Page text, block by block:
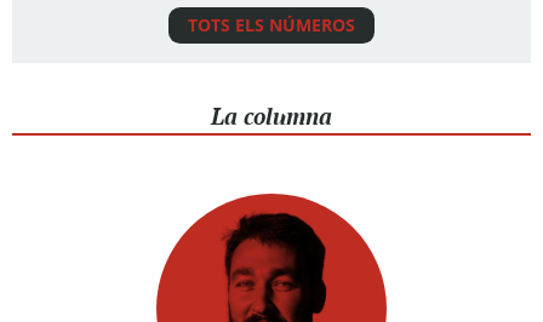
TOTS ELS NÚMEROS
La columna